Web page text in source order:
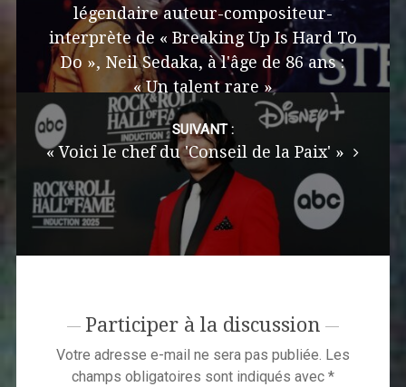
légendaire auteur-compositeur-
interprète de « Breaking Up Is Hard To
Do », Neil Sedaka, à l'âge de 86 ans :
« Un talent rare »
SUIVANT :
« Voici le chef du 'Conseil de la Paix' »
Participer à la discussion
Votre adresse e-mail ne sera pas publiée. Les
champs obligatoires sont indiqués avec *